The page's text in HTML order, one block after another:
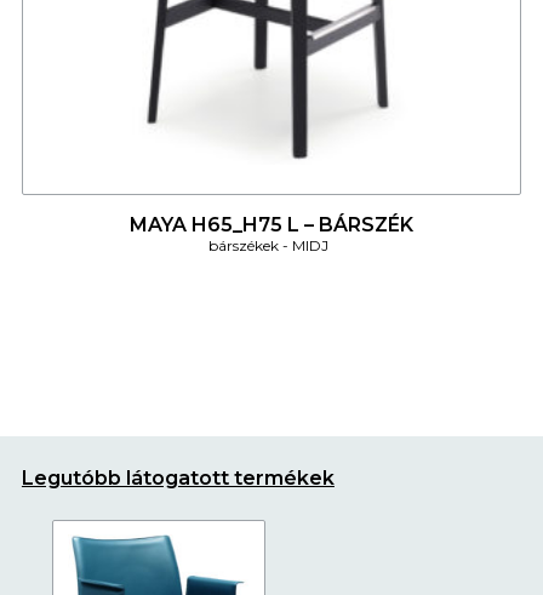
MAYA H65_H75 L – BÁRSZÉK
bárszékek MIDJ
Legutóbb látogatott termékek